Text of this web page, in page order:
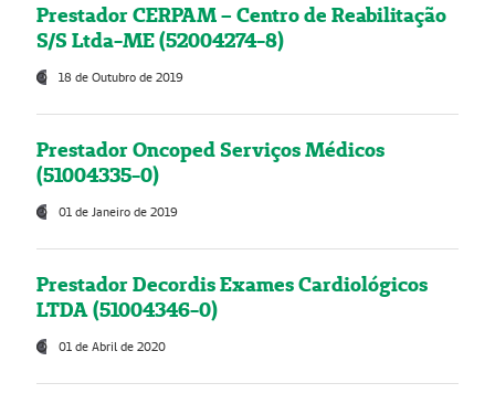
Prestador CERPAM – Centro de Reabilitação
S/S Ltda-ME (52004274-8)
18 de Outubro de 2019
Prestador Oncoped Serviços Médicos
(51004335-0)
01 de Janeiro de 2019
Prestador Decordis Exames Cardiológicos
LTDA (51004346-0)
01 de Abril de 2020